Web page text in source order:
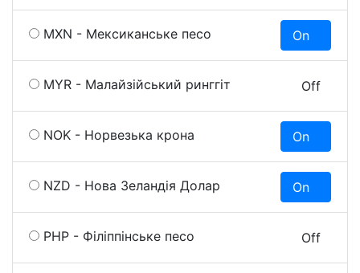
MXN - Мексиканське песо On
MYR - Малайзійський ринггіт Off
NOK - Норвезька крона On
NZD - Нова Зеландія Долар On
PHP - Філіппінське песо Off